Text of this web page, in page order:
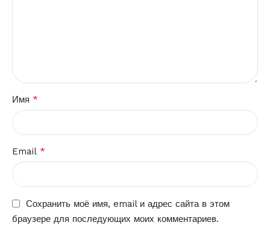
Имя *
Email *
Сохранить моё имя, email и адрес сайта в этом
браузере для последующих моих комментариев.